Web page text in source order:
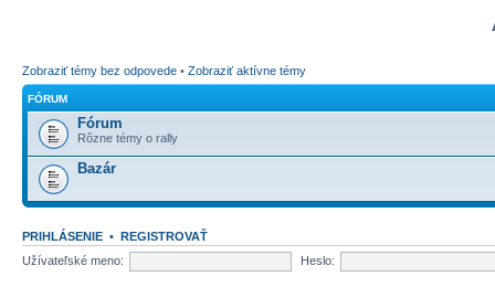
Zobraziť témy bez odpovede • Zobraziť aktívne témy
FÓRUM
Fórum
Rôzne témy o rally
Bazár
PRIHLÁSENIE • REGISTROVAŤ
Užívateľské meno:
Heslo: